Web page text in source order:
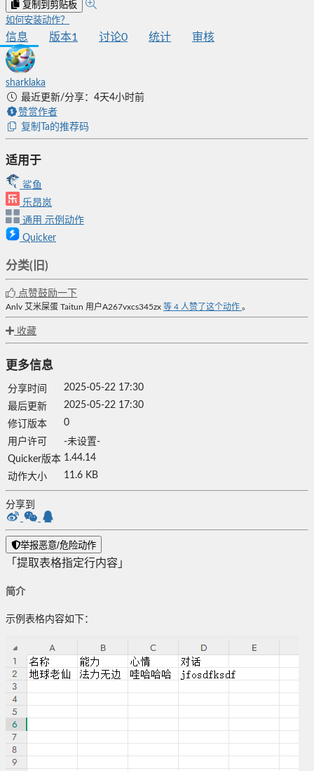
复制到剪贴板
如何安装动作？
信息 版本1 讨论0 统计 审核
sharklaka
最近更新/分享：4天4小时前
赞赏作者
复制Ta的推荐码
适用于
鲨鱼
乐昂岚
通用 示例动作
Quicker
分类(旧)
点赞鼓励一下
Anlv 艾米屎蛋 Taitun 用户A267vxcs345zx 等 4 人赞了这个动作 。
收藏
更多信息
分享时间
2025-05-22 17:30
最后更新
2025-05-22 17:30
修订版本
0
用户许可
-未设置-
Quicker版本 1.44.14
动作大小
11.6 KB
分享到
举报恶意/危险动作
「提取表格指定行内容」
简介
示例表格内容如下：